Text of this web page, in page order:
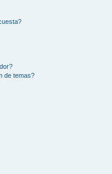
de temas?